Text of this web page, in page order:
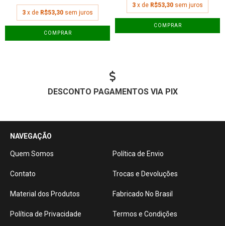
3 x de R$53,30 sem juros
COMPRAR
3 x de R$53,30 sem juros
COMPRAR
DESCONTO PAGAMENTOS VIA PIX
NAVEGAÇÃO
Quem Somos Política de Envio
Contato Trocas e Devoluções
Material dos Produtos Fabricado No Brasil
Política de Privacidade Termos e Condições